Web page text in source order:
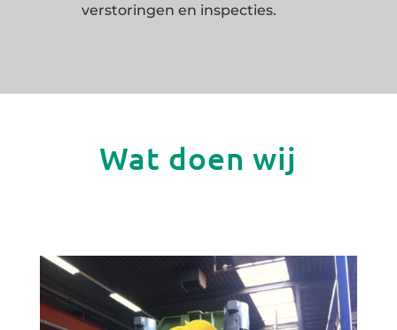
verstoringen en inspecties.
Wat doen wij